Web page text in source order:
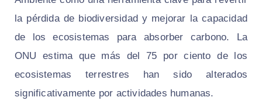
la pérdida de biodiversidad y mejorar la capacidad
de los ecosistemas para absorber carbono. La
ONU estima que más del 75 por ciento de los
ecosistemas terrestres han sido alterados
significativamente por actividades humanas.